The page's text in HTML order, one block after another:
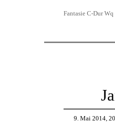
Fantasie C-Dur
9. Mai 2014,